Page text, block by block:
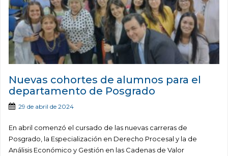
Nuevas cohortes de alumnos para el
departamento de Posgrado
29 de abril de 2024
En abril comenzó el cursado de las nuevas carreras de
Posgrado, la Especialización en Derecho Procesal y la de
Análisis Económico y Gestión en las Cadenas de Valor